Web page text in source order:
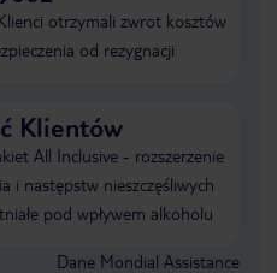
otrzymali zwrot kosztów
od rezygnacji
Klientów
All Inclusive - rozszerzenie
i następstw nieszczęśliwych
pod wpływem alkoholu
Dane Mondial Assistance